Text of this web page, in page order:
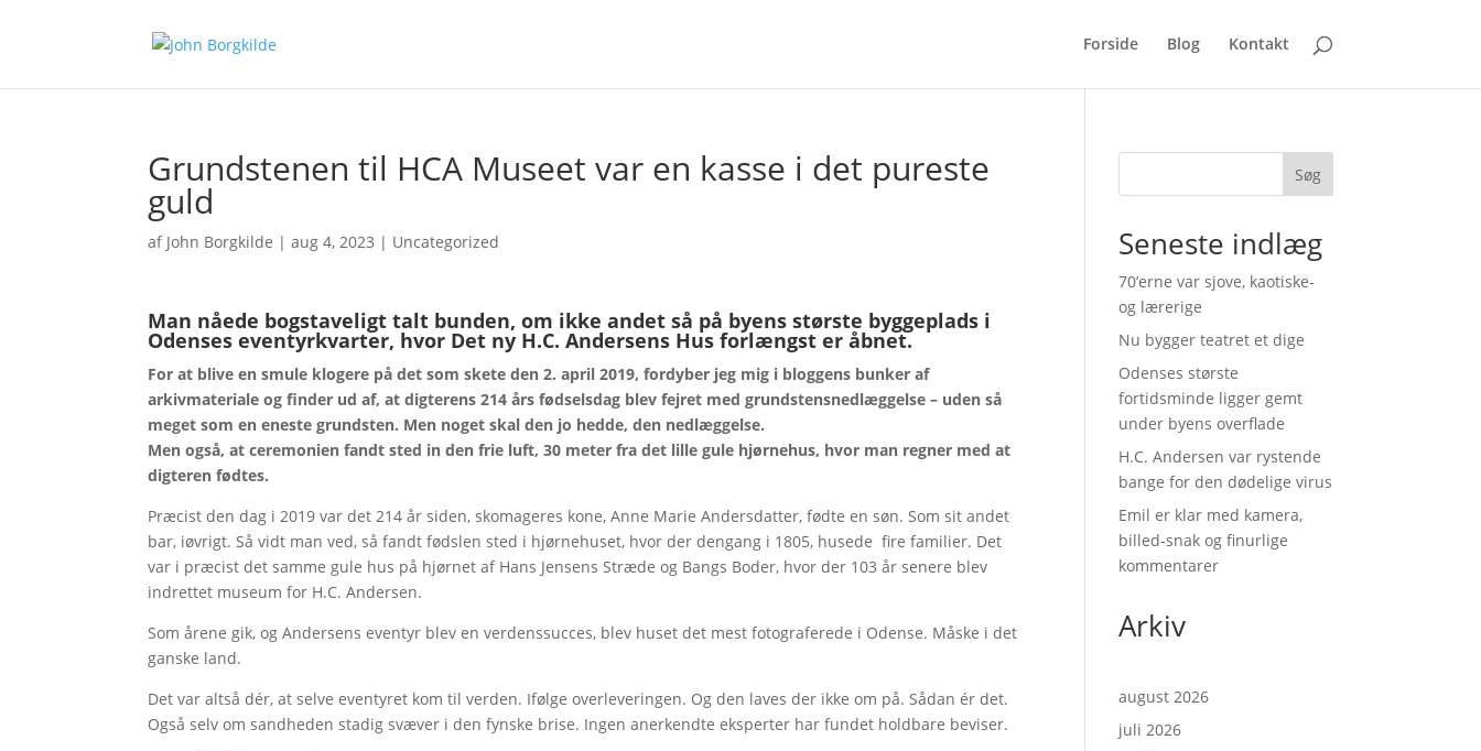
Forside Blog Kontakt
Grundstenen til HCA Museet var en kasse i det pureste
guld
af John Borgkilde |aug 4, 2023 | Uncategorized
Man nåede bogstaveligt talt bunden, om ikke andet så på byens største byggeplads i
Odenses eventyrkvarter, hvor Det ny H.C. Andersens Hus forlængst er åbnet.
For at blive en smule klogere på det som sketeden 2. april 2019, fordyber jeg mig i bloggens bunker af
arkivmateriale og finder ud af, at digterens 214 års fødselsdag blev fejret med grundstensnedlæggelse – uden så
meget som en eneste grundsten. Men noget skal den jo hedde, den nedlæggelse.
Men også, at ceremonien fandt sted in den frie luft, 30 meter fra det lille gule hjørnehus, hvor man regner med at
digteren fødtes.
Præcist den dag i 2019 var det 214 år siden, skomageres kone, Anne Marie Andersdatter, fødte en søn. Som sit andet
bar, iøvrigt. Så vidt man ved, så fandt fødslen sted i hjørnehuset, hvor der dengang i 1805, husede fire familier. Det
var i præcist det samme gule hus på hjørnet af Hans Jensens Stræde og Bangs Boder, hvor der 103 år senere blev
indrettet museum for H.C. Andersen.
Som årene gik, og Andersens eventyr blev en verdenssucces, blev huset det mest fotograferede i Odense. Måske i det
ganske land.
Det var altså dér, at selve eventyret kom til verden. Ifølge overleveringen. Og den laves der ikke om på. Sådan ér det.
Også selv om sandheden stadig svæver i den fynske brise. Ingen anerkendte eksperter har fundet holdbare beviser.
Søg
Seneste indlæg
70’erne var sjove, kaotiske-
og lærerige
Nu bygger teatret et dige
Odenses største
fortidsminde ligger gemt
under byens overflade
H.C. Andersen var rystende
bange for den dødelige virus
Emil er klar med kamera,
billed-snak og finurlige
kommentarer
Arkiv
august 2026
juli 2026